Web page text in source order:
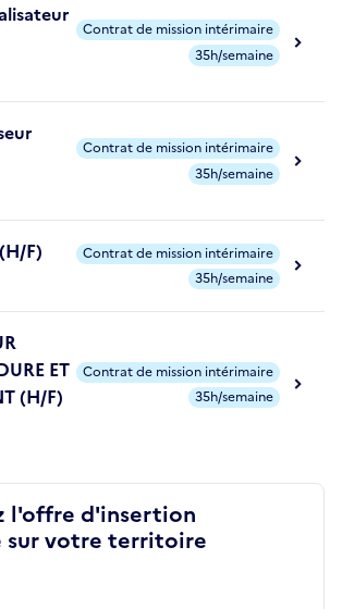
Contrat de mission intérimaire
35h/semaine
Contrat de mission intérimaire
35h/semaine
F)
Contrat de mission intérimaire
35h/semaine
ET
(H/F)
Contrat de mission intérimaire
35h/semaine
l'offre d'insertion
sur votre territoire